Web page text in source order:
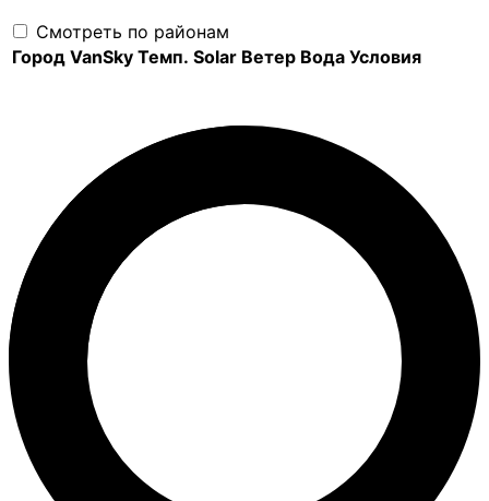
Смотреть по районам
Город VanSky Темп. Solar Ветер Вода Условия